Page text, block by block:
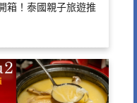
箱！泰國親子旅遊推